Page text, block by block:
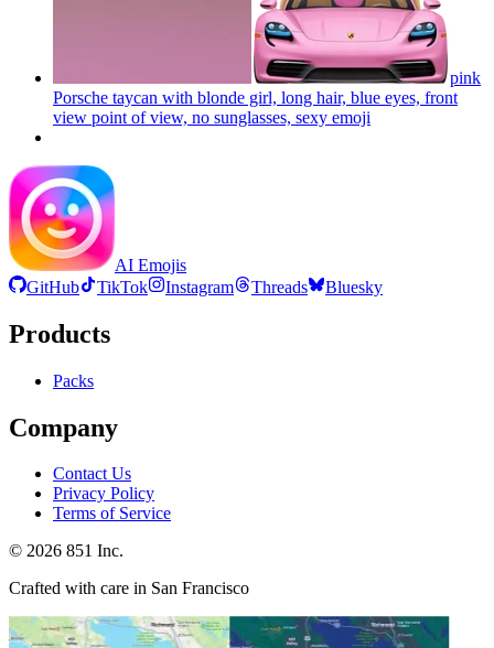
pink
Porsche taycan with blonde girl, long hair, blue eyes, front
view point of view, no sunglasses, sexy emoji
AI Emojis
GitHub
TikTok Instagram Threads Bluesky
Products
Packs
Company
Contact Us
Privacy Policy
Terms of Service
© 2026 851 Inc.
Crafted with care in San Francisco